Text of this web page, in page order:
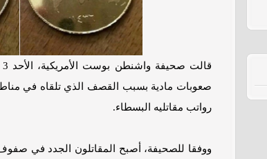
صعوبات مادية بسبب القصف الذي تلقاه في
رواتب مقاتليه البسطاء.
ووفقا للصحيفة، أصبح المقاتلون الجدد في